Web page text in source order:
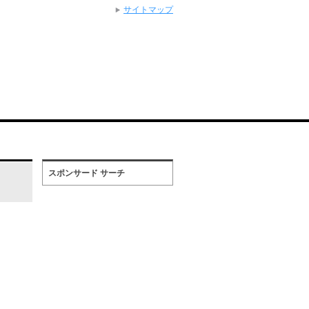
スポンサード サーチ
サイトマップ